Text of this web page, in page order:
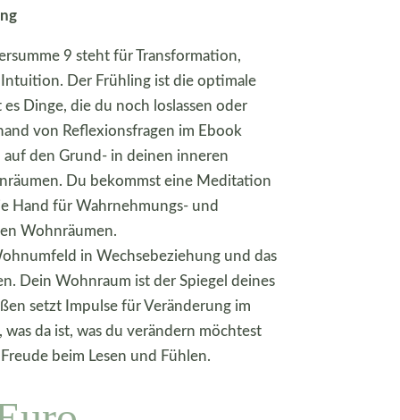
9 steht für Transformation,
Der Frühling ist die optimale
Dinge, die du noch loslassen oder
von Reflexionsfragen im Ebook
den Grund- in deinen inneren
Du bekommst eine Meditation
Hand für Wahrnehmungs- und
Wohnräumen.
in Wechsebeziehung und das
Dein Wohnraum ist der Spiegel deines
setzt Impulse für Veränderung im
da ist, was du verändern möchtest
beim Lesen und Fühlen.